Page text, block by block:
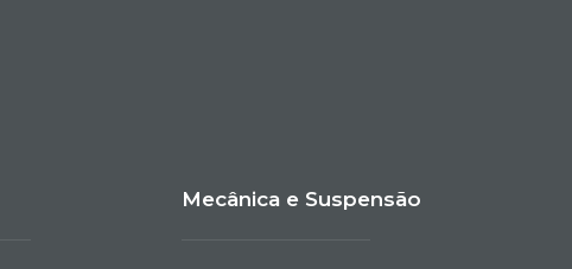
Mecânica e Suspensão